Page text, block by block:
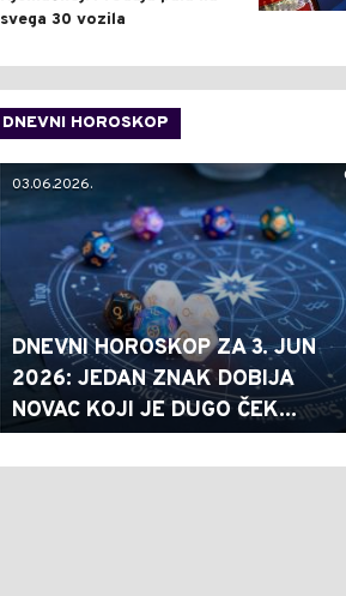
svega 30 vozila
DNEVNI HOROSKOP
03.06.2026.
DNEVNI HOROSKOP ZA 3. JUN
2026: JEDAN ZNAK DOBIJA
NOVAC KOJI JE DUGO ČEK...